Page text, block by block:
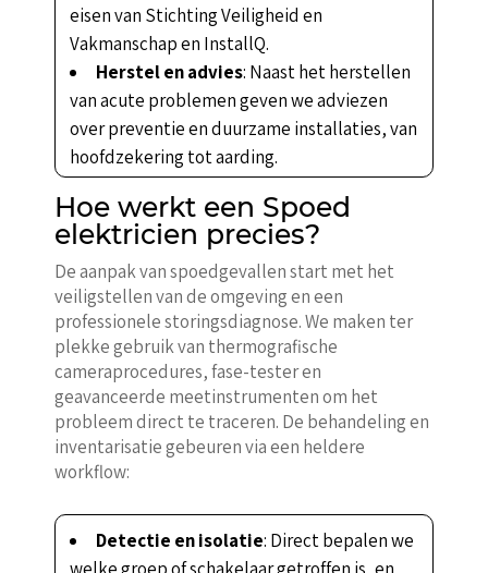
eisen van Stichting Veiligheid en
Vakmanschap en InstallQ.
Herstel en advies: Naast het herstellen
van acute problemen geven we adviezen
over preventie en duurzame installaties, van
hoofdzekering tot aarding.
Hoe werkt een Spoed
elektricien precies?
De aanpak van spoedgevallen start met het
veiligstellen van de omgeving en een
professionele storingsdiagnose. We maken ter
plekke gebruik van thermografische
cameraprocedures, fase-tester en
geavanceerde meetinstrumenten om het
probleem direct te traceren. De behandeling en
inventarisatie gebeuren via een heldere
workflow:
Detectie en isolatie: Direct bepalen we